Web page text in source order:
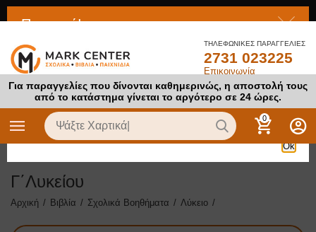
ΤΗΛΕΦΩΝΙΚΕΣ ΠΑΡΑΓΓΕΛΙΕΣ
2731 023225
Επικοινωνία
Για παραγγελίες που δίνονται καθημερινώς, η αποστολή τους
από το κατάστημα γίνεται το αργότερο σε 24 ώρες.
0
Γ΄Λυκείου
Αρχική / Βιβλία / Σχολικά Βοηθήματα / Λύκειο /
Προσοχή!
Το προϊόν στο οποίο προσπαθείτε να αποκτήσετε πρόσβαση
είναι απενεργοποιημένο
Ok